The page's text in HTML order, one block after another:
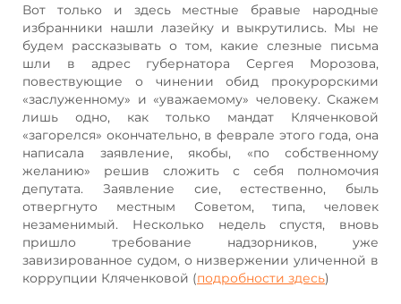
Вот только и здесь местные бравые народные
избранники нашли лазейку и выкрутились. Мы не
будем рассказывать о том, какие слезные письма
шли в адрес губернатора Сергея Морозова,
повествующие о чинении обид прокурорскими
«заслуженному» и «уважаемому» человеку. Скажем
лишь одно, как только мандат Кляченковой
«загорелся» окончательно, в феврале этого года, она
написала заявление, якобы, «по собственному
желанию» решив сложить с себя полномочия
депутата. Заявление сие, естественно, быль
отвергнуто местным Советом, типа, человек
незаменимый. Несколько недель спустя, вновь
пришло требование надзорников, уже
завизированное судом, о низвержении уличенной в
коррупции Кляченковой (подробности здесь)